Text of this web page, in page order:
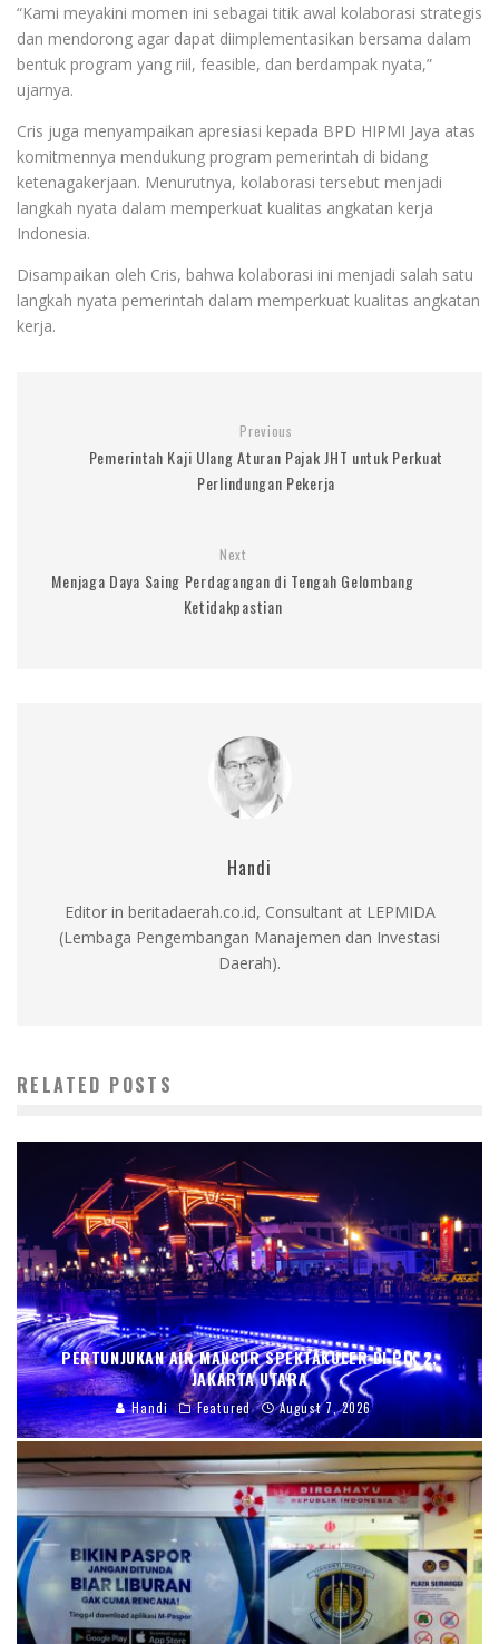
“Kami meyakini momen ini sebagai titik awal kolaborasi strategis
dan mendorong agar dapat diimplementasikan bersama dalam
bentuk program yang riil, feasible, dan berdampak nyata,”
ujarnya.
Cris juga menyampaikan apresiasi kepada BPD HIPMI Jaya atas
komitmennya mendukung program pemerintah di bidang
ketenagakerjaan. Menurutnya, kolaborasi tersebut menjadi
langkah nyata dalam memperkuat kualitas angkatan kerja
Indonesia.
Disampaikan oleh Cris, bahwa kolaborasi ini menjadi salah satu
langkah nyata pemerintah dalam memperkuat kualitas angkatan
kerja.
Previous
Pemerintah Kaji Ulang Aturan Pajak JHT untuk Perkuat
Perlindungan Pekerja
Next
Menjaga Daya Saing Perdagangan di Tengah Gelombang
Ketidakpastian
Handi
Editor in beritadaerah.co.id, Consultant at LEPMIDA
(Lembaga Pengembangan Manajemen dan Investasi
Daerah).
RELATED POSTS
PERTUNJUKAN AIR MANCUR SPEKTAKULER DI PIK 2,
JAKARTA UTARA
Handi Featured August 7, 2026